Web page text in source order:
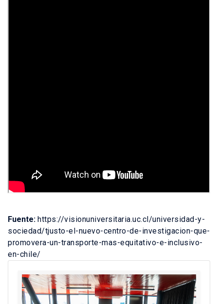
Fuente: https://visionuniversitaria.uc.cl/universidad-y-
sociedad/tjusto-el-nuevo-centro-de-investigacion-que-
promovera-un-transporte-mas-equitativo-e-inclusivo-
en-chile/